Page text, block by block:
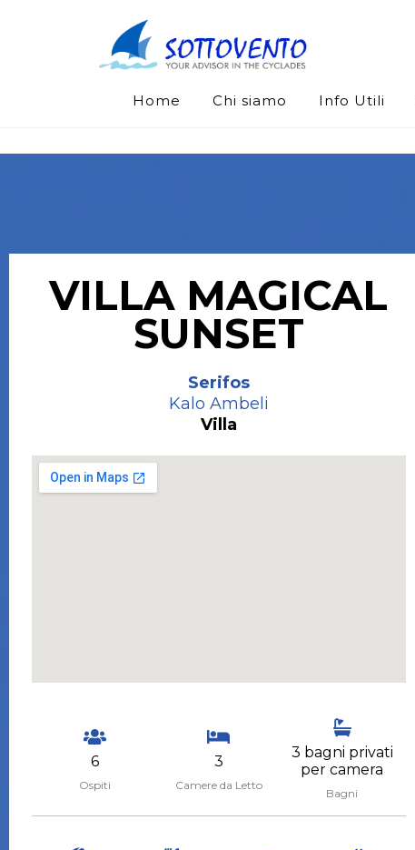
Home Chi siamo Info Utili
VILLA MAGICAL
SUNSET
Serifos
Kalo Ambeli
Villa
6
Ospiti
3
Camere da Letto
3 bagni privati
per camera
Bagni